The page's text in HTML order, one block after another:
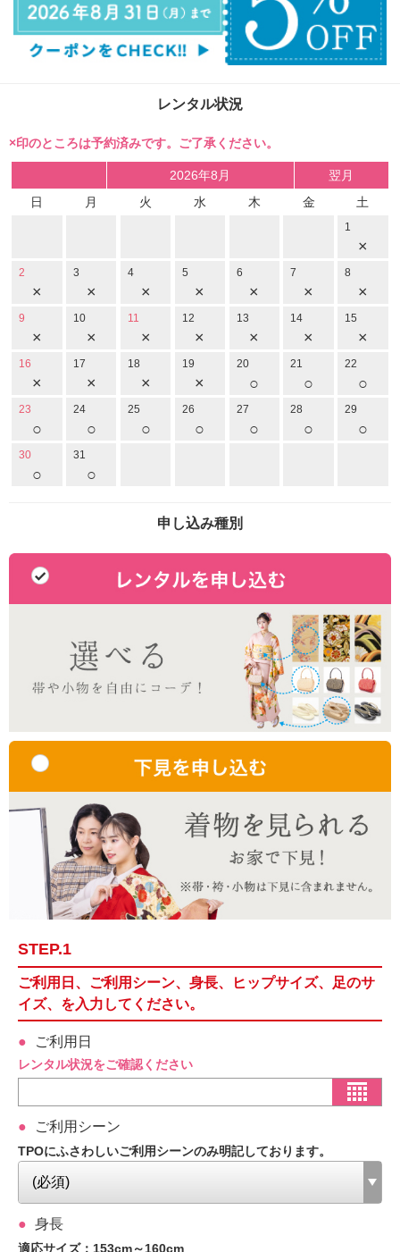
レンタル状況
×印のところは予約済みです。ご了承ください。
2026年8月
翌月
日
月 火 水 木 金 土
1
×
2
×
3
×
4
×
5
×
6
×
7
×
8
×
9
×
10
×
11
×
12
×
13
×
14
×
15
×
16
×
17
×
18
×
19
×
20
○
21
○
22
○
23
○
24
○
25
○
26
○
27
○
28
○
29
○
30
○
31
○
申し込み種別
STEP.1
ご利用日、ご利用シーン、身長、ヒップサイズ、足のサ
イズ、を入力してください。
ご利用日
レンタル状況をご確認ください
ご利用シーン
TPOにふさわしいご利用シーンのみ明記しております。
身長
適応サイズ：153cm～160cm